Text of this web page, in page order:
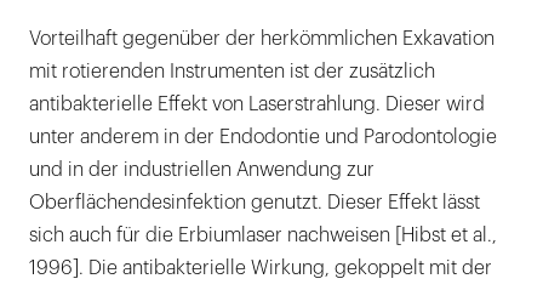
Vorteilhaft gegenüber der herkömmlichen Exkavation
mit rotierenden Instrumenten ist der zusätzlich
antibakterielle Effekt von Laserstrahlung. Dieser wird
unter anderem in der Endodontie und Parodontologie
und in der industriellen Anwendung zur
Oberflächendesinfektion genutzt. Dieser Effekt lässt
sich auch für die Erbiumlaser nachweisen [Hibst et al.,
1996]. Die antibakterielle Wirkung, gekoppelt mit der